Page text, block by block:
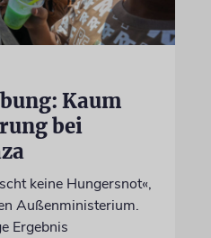
Kaum
bei
keine Hungersnot«,
Außenministerium.
Ergebnis